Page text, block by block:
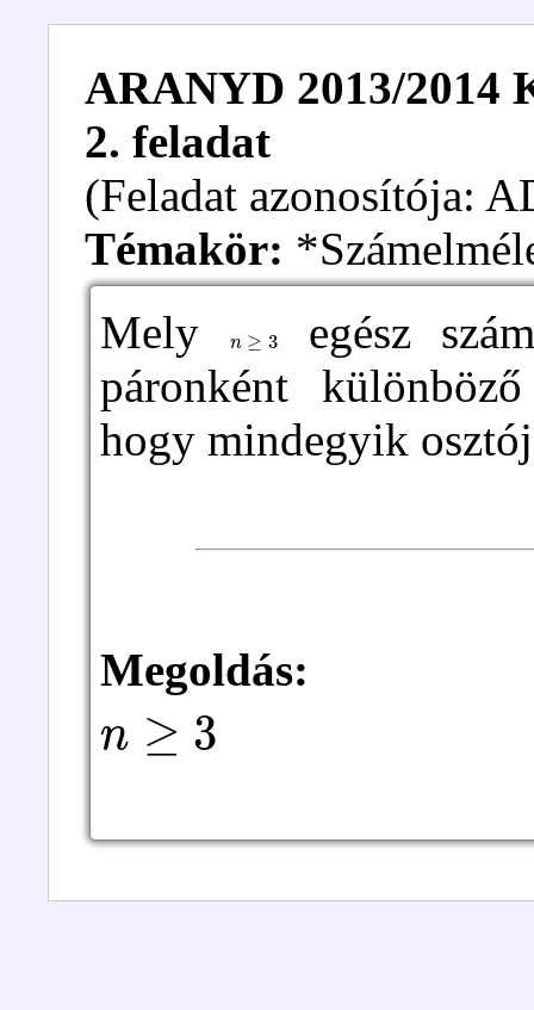
ARANYD 2013/2014
2. feladat
(Feladat azonosítója:
Témakör:
Mely
≥3
egész
páronként
hogy mindegyik
Megoldás:
≥3